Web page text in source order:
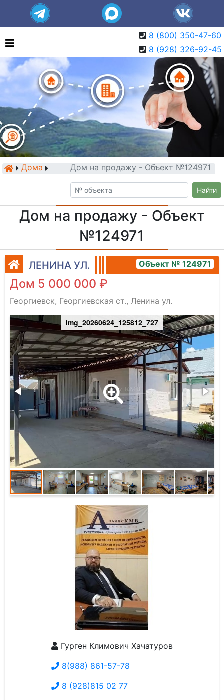
8 (800) 350-47-60
8 (928) 326-92-45
Дома Дом на продажу - Объект №124971
Найти
Дом на продажу - Объект
№124971
ЛЕНИНА УЛ. Объект № 124971
Дом 5 000 000 ₽
Георгиевск, Георгиевская ст., Ленина ул.
img_20260624_125812_727
Гурген Климович Хачатуров
8(988) 861-57-78
8 (928)815 02 77